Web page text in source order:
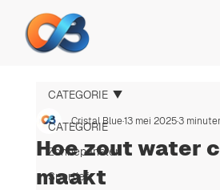
CATEGORIE
Zonnepanelen
Sportief
CATEGORIE
Hoe zout water
maakt
Cristal Blue13 mei 20253